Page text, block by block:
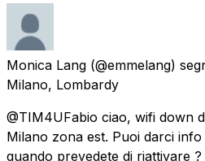
Monica Lang (@emmelang)
Milano, Lombardy
@TIM4UFabio ciao, wifi down
Milano zona est. Puoi darci
quando prevedete di riattivare ?